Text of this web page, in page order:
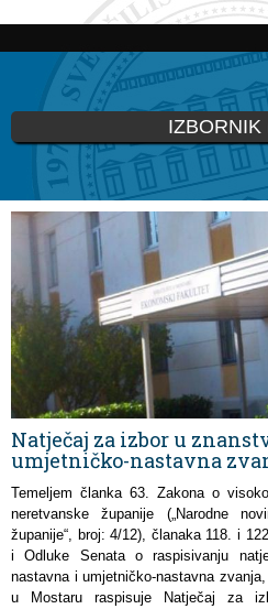
Skoči
glavni
sadržaj
IZBORNIK
Vi ste ovdje
Natječaj za izbor u
umjetničko-nastavna
Temeljem članka 63. Zakona o
neretvanske županije („Narodne
županije“, broj: 4/12), članaka 118. i
i Odluke Senata o raspisivanju
nastavna i umjetničko-nastavna
u Mostaru raspisuje Natječaj za